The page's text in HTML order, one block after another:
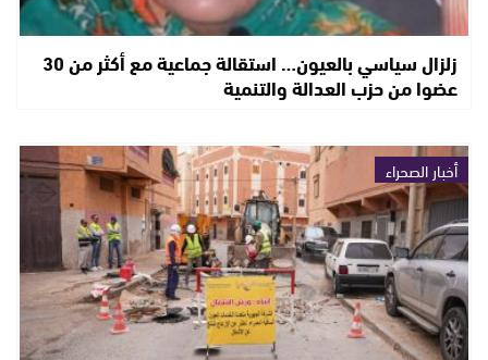
زلزال سياسي بالعيون… استقالة جماعية مع أكثر من 30
عضوا من حزب العدالة والتنمية
أخبار الصحراء